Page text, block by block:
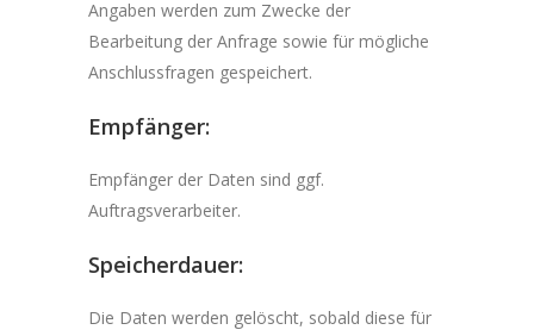
Angaben werden zum Zwecke der
Bearbeitung der Anfrage sowie für mögliche
Anschlussfragen gespeichert.
Empfänger:
Empfänger der Daten sind ggf.
Auftragsverarbeiter.
Speicherdauer:
Die Daten werden gelöscht, sobald diese für